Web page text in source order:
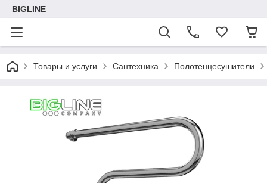
BIGLINE
Товары и услуги Сантехника Полотенцесушители